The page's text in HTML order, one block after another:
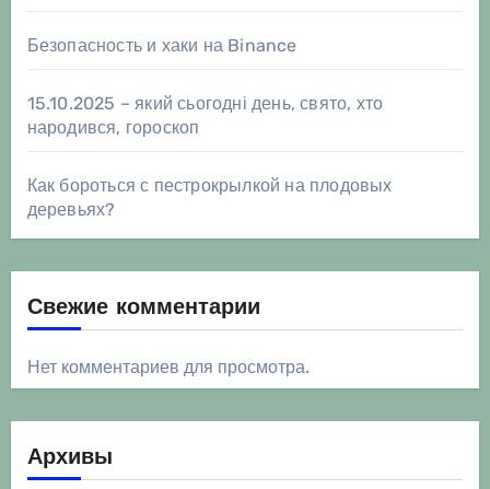
Безопасность и хаки на Binance
15.10.2025 – який сьогодні день, свято, хто
народився, гороскоп
Как бороться с пестрокрылкой на плодовых
деревьях?
Свежие комментарии
Нет комментариев для просмотра.
Архивы